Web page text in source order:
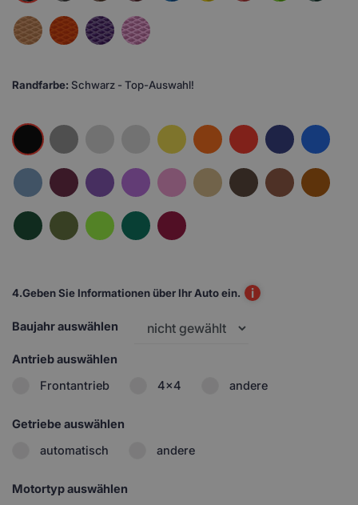
Randfarbe: Schwarz - Top-Auswahl!
4.Geben Sie Informationen über Ihr Auto ein. i
Baujahr auswählen
Antrieb auswählen
Frontantrieb
4x4 andere
Getriebe auswählen
automatisch
andere
Motortyp auswählen